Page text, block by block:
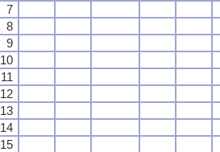
7
8
9
10
11
12
13
14
15
7
8
9
10
11
12
13
14
15
7
8
9
10
11
12
13
14
15
7
8
9
10
11
12
13
14
15